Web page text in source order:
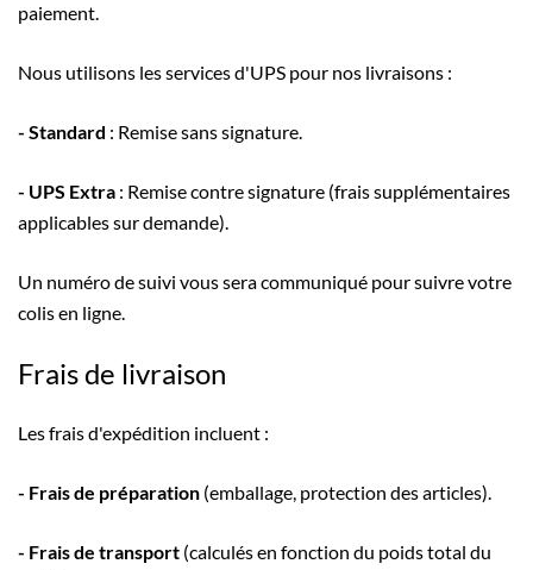
paiement.
Nous utilisons les services d'UPS pour nos livraisons :
- Standard : Remise sans signature.
- UPS Extra : Remise contre signature (frais supplémentaires
applicables sur demande).
Un numéro de suivi vous sera communiqué pour suivre votre
colis en ligne.
Frais de livraison
Les frais d'expédition incluent :
- Frais de préparation (emballage, protection des articles).
- Frais de transport (calculés en fonction du poids total du